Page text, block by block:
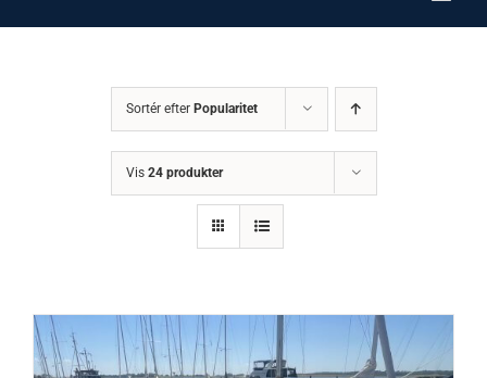
Sortér efter Popularitet
Vis 24 produkter